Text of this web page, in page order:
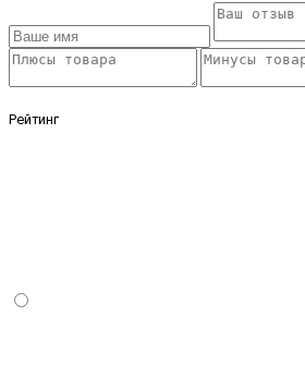
Рейтинг